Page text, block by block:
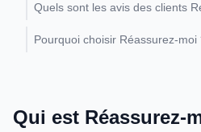
Quels sont les avis des clients
Pourquoi choisir Réassurez-moi
Qui est Réassurez-